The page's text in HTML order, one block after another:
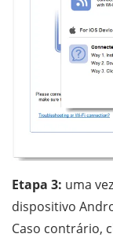
Etapa 3: uma
dispositivo
Caso contrário,